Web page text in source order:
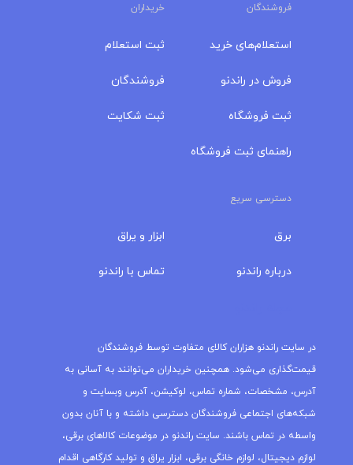
فروشندگان خریداران
استعلام‌های خرید
فروش در راندنو
ثبت فروشگاه
راهنمای ثبت فروشگاه
ثبت استعلام
فروشندگان
ثبت شکایت
دسترسی سریع
برق
درباره‌ راندنو
ابزار و یراق
تماس با راندنو
در سایت راندنو هزاران کالای متفاوت توسط فروشندگان
قیمت‌گذاری می‌شود. همچنین خریداران می‌توانند به آسانی به
آدرس، مشخصات، شماره تماس، لوکیشن، آدرس وبسایت و
شبکه‌های اجتماعی فروشندگان دسترسی داشته و با آنان بدون
واسطه در تماس باشند. سایت راندنو در موضوعات کالاهای برقی،
لوازم دیجیتال، لوازم خانگی برقی، ابزار یراق و تولید کارگاهی اقدام